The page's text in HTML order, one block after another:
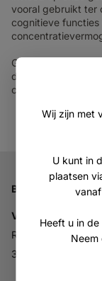
Wij zijn met
U kunt in
plaatsen
Heeft u in
Neem
vooral gebruikt ter
cognitieve functies
Ginkgo Biloba
de cognitieve
Bedrijfsgegevens
Vitabron
Ravelijn 52
3905NV Veenendaal